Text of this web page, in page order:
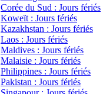
Corée du Sud : Jours fériés
Koweït : Jours fériés
Kazakhstan : Jours fériés
Laos : Jours fériés
Maldives : Jours fériés
Malaisie : Jours fériés
Philippines : Jours fériés
Pakistan : Jours fériés